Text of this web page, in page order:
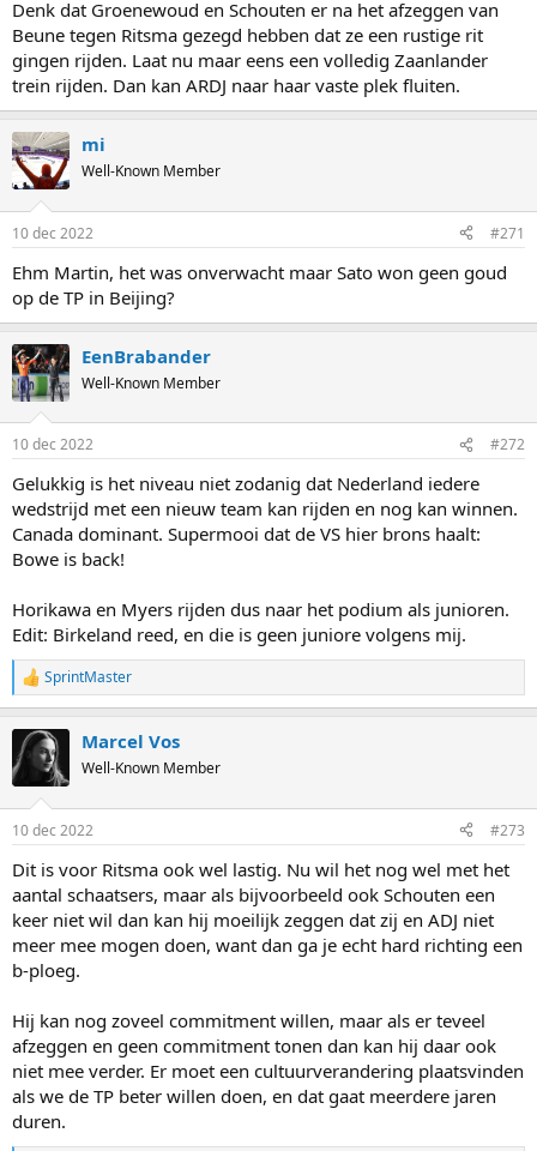
Denk dat Groenewoud en Schouten er na het afzeggen van
Beune tegen Ritsma gezegd hebben dat ze een rustige rit
gingen rijden. Laat nu maar eens een volledig Zaanlander
trein rijden. Dan kan ARDJ naar haar vaste plek fluiten.
mi
Well-Known Member
10 dec 2022 #271
Ehm Martin, het was onverwacht maar Sato won geen goud
op de TP in Beijing?
EenBrabander
Well-Known Member
10 dec 2022 #272
Gelukkig is het niveau niet zodanig dat Nederland iedere
wedstrijd met een nieuw team kan rijden en nog kan winnen.
Canada dominant. Supermooi dat de VS hier brons haalt:
Bowe is back!
Horikawa en Myers rijden dus naar het podium als junioren.
Edit: Birkeland reed, en die is geen juniore volgens mij.
R
e
c
t
s
SprintMaster
Marcel Vos
Well-Known Member
10 dec 2022 #273
Dit is voor Ritsma ook wel lastig. Nu wil het nog wel met het
aantal schaatsers, maar als bijvoorbeeld ook Schouten een
keer niet wil dan kan hij moeilijk zeggen dat zij en ADJ niet
meer mee mogen doen, want dan ga je echt hard richting een
b-ploeg.
Hij kan nog zoveel commitment willen, maar als er teveel
afzeggen en geen commitment tonen dan kan hij daar ook
niet mee verder. Er moet een cultuurverandering plaatsvinden
als we de TP beter willen doen, en dat gaat meerdere jaren
duren.